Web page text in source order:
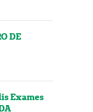
DE
Exames